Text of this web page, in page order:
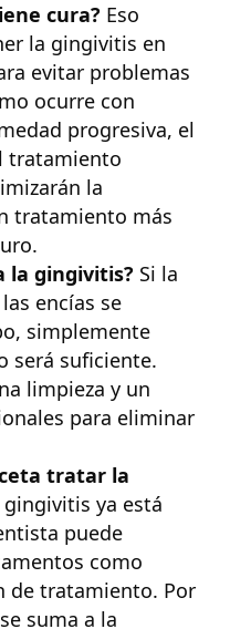
cura? Eso
la gingivitis en
evitar problemas
ocurre con
progresiva, el
tratamiento
la
tratamiento más
la gingivitis? Si la
encías se
simplemente
será suficiente.
limpieza y un
para eliminar
tratar la
gingivitis ya está
puede
como
de tratamiento. Por
suma a la